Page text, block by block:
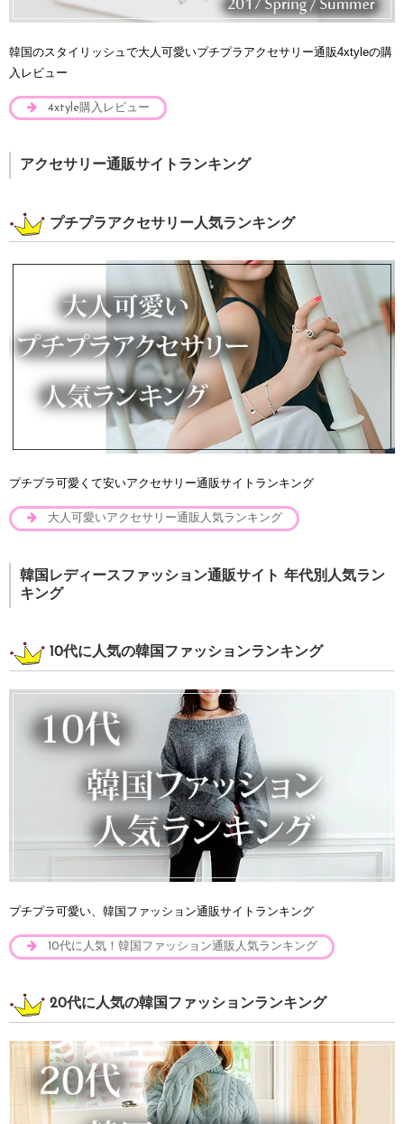
韓国のスタイリッシュで大人可愛いプチプラアクセサリー通販4xtyleの購
入レビュー
4xtyle購入レビュー
アクセサリー通販サイトランキング
プチプラアクセサリー人気ランキング
プチプラ可愛くて安いアクセサリー通販サイトランキング
大人可愛いアクセサリー通販人気ランキング
韓国レディースファッション通販サイト 年代別人気ラン
キング
10代に人気の韓国ファッションランキング
プチプラ可愛い、韓国ファッション通販サイトランキング
10代に人気！韓国ファッション通販人気ランキング
20代に人気の韓国ファッションランキング